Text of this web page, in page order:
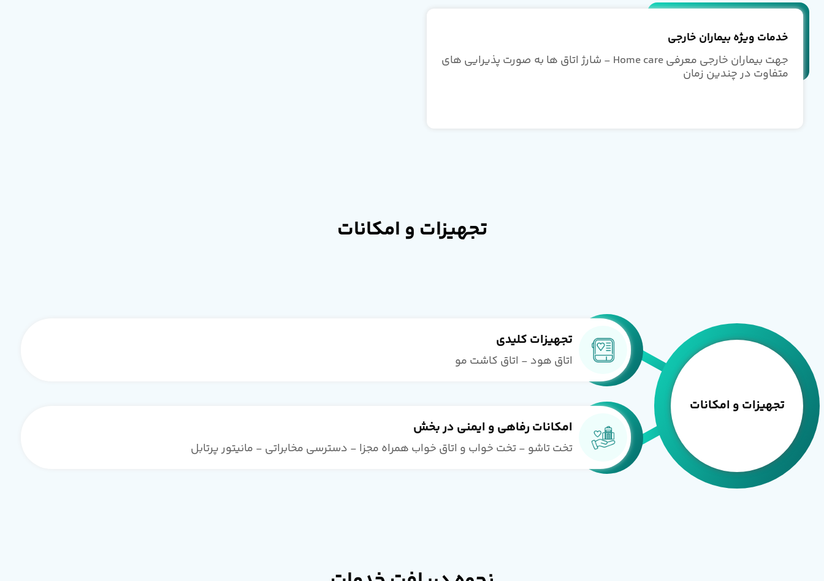
خدمات ویژه بیماران خارجی
جهت بیماران خارجی معرفی Home care - شارژ اتاق ها به صورت پذیرایی های
متفاوت در چندین زمان
تجهیزات و امکانات
تجهیزات و امکانات
تجهیزات کلیدی
اتاق هود - اتاق کاشت مو
امکانات رفاهی و ایمنی در بخش
تخت تاشو - تخت خواب و اتاق خواب همراه مجزا - دسترسی مخابراتی - مانیتور پرتابل